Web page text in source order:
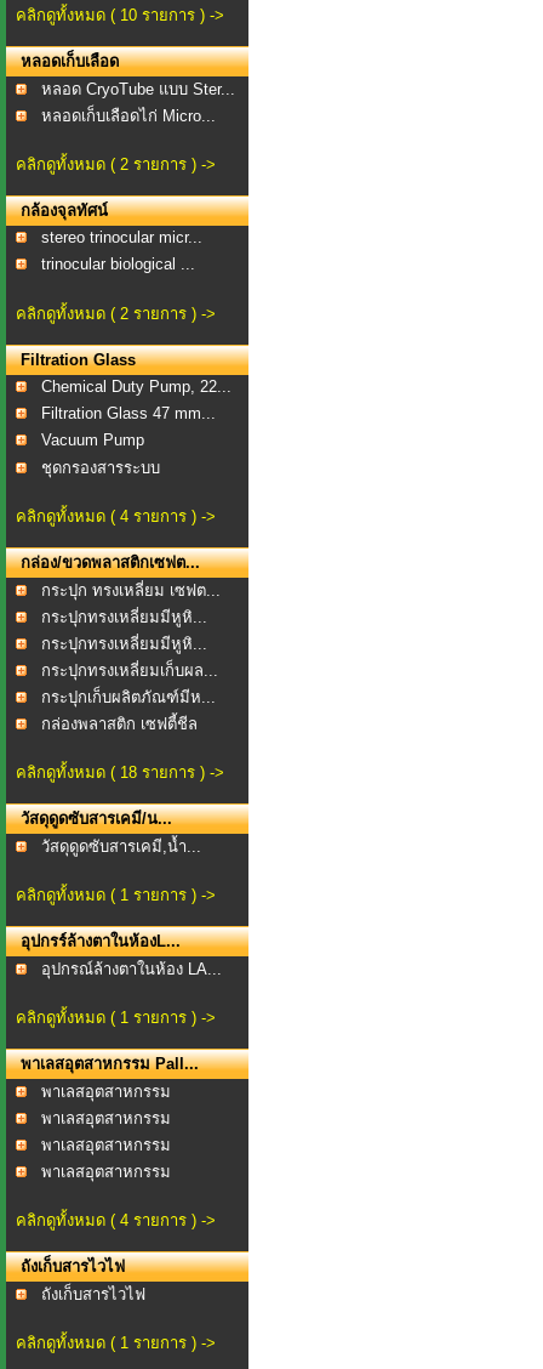
คลิกดูทั้งหมด ( 10 รายการ ) ->
หลอดเก็บเลือด
หลอด CryoTube แบบ Ster...
หลอดเก็บเลือดไก่ Micro...
คลิกดูทั้งหมด ( 2 รายการ ) ->
กล้องจุลทัศน์
stereo trinocular micr...
trinocular biological ...
คลิกดูทั้งหมด ( 2 รายการ ) ->
Filtration Glass
Chemical Duty Pump, 22...
Filtration Glass 47 mm...
Vacuum Pump
ชุดกรองสารระบบ
คลิกดูทั้งหมด ( 4 รายการ ) ->
กล่อง/ขวดพลาสติกเซฟต...
กระปุก ทรงเหลี่ยม เซฟต...
กระปุกทรงเหลี่ยมมีหูหิ...
กระปุกทรงเหลี่ยมมีหูหิ...
กระปุกทรงเหลี่ยมเก็บผล...
กระปุกเก็บผลิตภัณฑ์มีห...
กล่องพลาสติก เซฟตี้ชีล
คลิกดูทั้งหมด ( 18 รายการ ) ->
วัสดุดูดซับสารเคมี/น...
วัสดุดูดซับสารเคมี,น้ำ...
คลิกดูทั้งหมด ( 1 รายการ ) ->
อุปกรร์ล้างตาในห้องL...
อุปกรณ์ล้างตาในห้อง LA...
คลิกดูทั้งหมด ( 1 รายการ ) ->
พาเลสอุตสาหกรรม Pall...
พาเลสอุตสาหกรรม
พาเลสอุตสาหกรรม
Oneway...
พาเลสอุตสาหกรรม
Oneway...
พาเลสอุตสาหกรรม
คลิกดูทั้งหมด ( 4 รายการ ) ->
ถังเก็บสารไวไฟ
ถังเก็บสารไวไฟ
คลิกดูทั้งหมด ( 1 รายการ ) ->